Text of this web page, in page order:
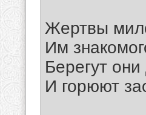
Жертвы
Им
Берегут они
И горюют